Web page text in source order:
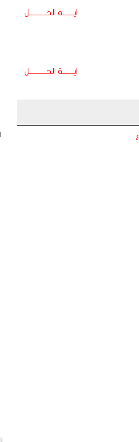
ايـــــــة الحـــــــــــل
ايـــــــة الحـــــــــــل